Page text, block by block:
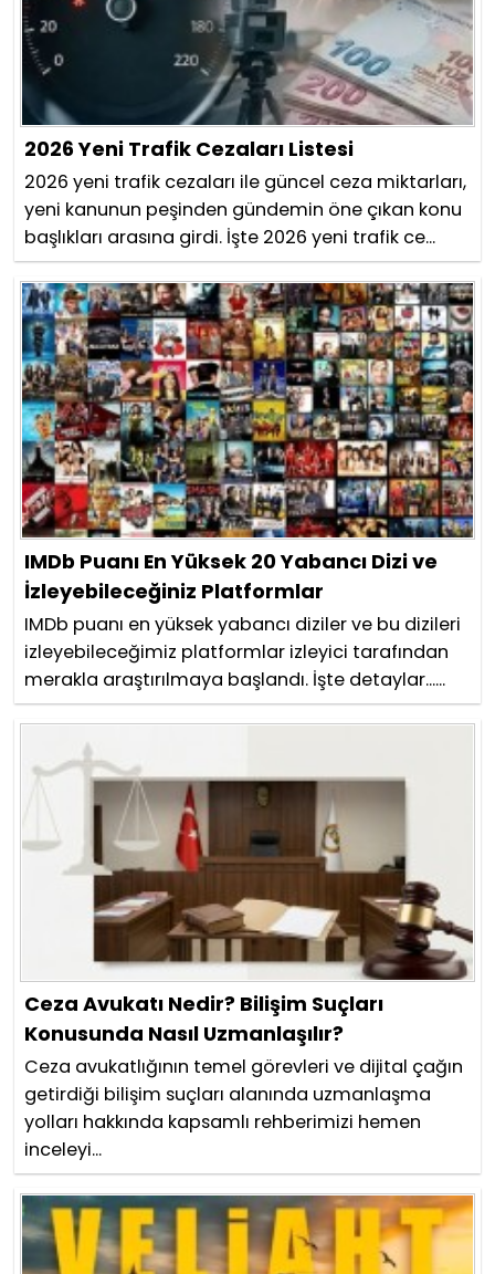
2026 Yeni Trafik Cezaları Listesi
2026 yeni trafik cezaları ile güncel ceza miktarları,
yeni kanunun peşinden gündemin öne çıkan konu
başlıkları arasına girdi. İşte 2026 yeni trafik ce...
IMDb Puanı En Yüksek 20 Yabancı Dizi ve
İzleyebileceğiniz Platformlar
IMDb puanı en yüksek yabancı diziler ve bu dizileri
izleyebileceğimiz platformlar izleyici tarafından
merakla araştırılmaya başlandı. İşte detaylar......
Ceza Avukatı Nedir? Bilişim Suçları
Konusunda Nasıl Uzmanlaşılır?
Ceza avukatlığının temel görevleri ve dijital çağın
getirdiği bilişim suçları alanında uzmanlaşma
yolları hakkında kapsamlı rehberimizi hemen
inceleyi...